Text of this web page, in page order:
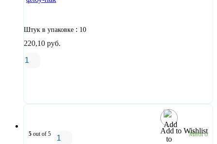
Штук в упаковке : 10
220,10 руб.
Add to Wishlist
5 out of 5 Много